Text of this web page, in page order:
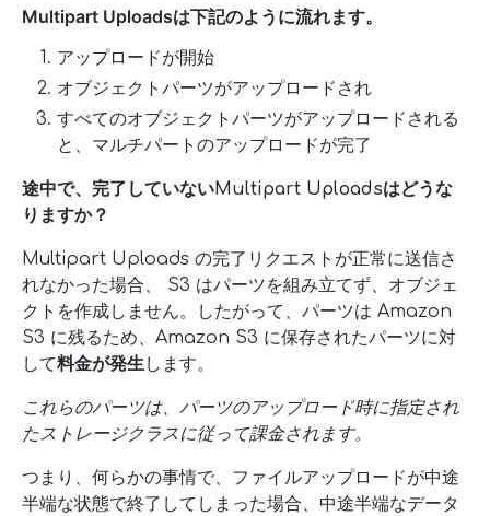
Multipart Uploadsは下記のように流れます。
アップロードが開始
オブジェクトパーツがアップロードされ
すべてのオブジェクトパーツがアップロードされる
と、マルチパートのアップロードが完了
途中で、完了していないMultipart Uploadsはどうな
りますか？
Multipart Uploads の完了リクエストが正常に送信さ
れなかった場合、 S3 はパーツを組み立てず、オブジェ
クトを作成しません。したがって、パーツは Amazon
S3 に残るため、Amazon S3 に保存されたパーツに対
して料金が発生します。
これらのパーツは、パーツのアップロード時に指定され
たストレージクラスに従って課金されます。
つまり、何らかの事情で、ファイルアップロードが中途
半端な状態で終了してしまった場合、中途半端なデータ